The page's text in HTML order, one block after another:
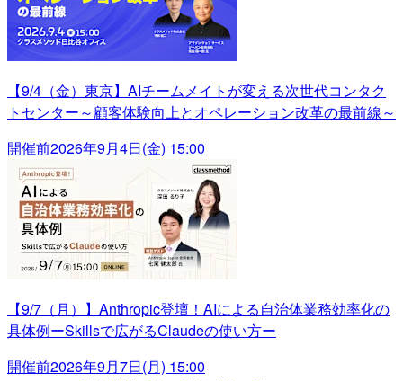
【9/4（金）東京】AIチームメイトが変える次世代コンタク
トセンター～顧客体験向上とオペレーション改革の最前線～
開催前2026年9月4日(金) 15:00
【9/7（月）】Anthropic登壇！AIによる自治体業務効率化の
具体例ーSkillsで広がるClaudeの使い方ー
開催前2026年9月7日(月) 15:00